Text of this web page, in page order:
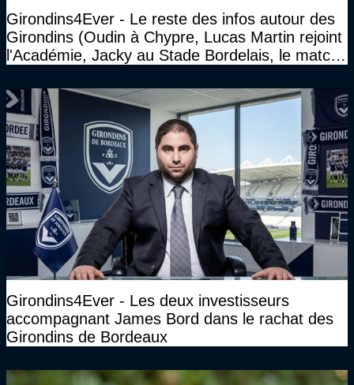
Girondins4Ever - Le reste des infos autour des
Girondins (Oudin à Chypre, Lucas Martin rejoint
l'Académie, Jacky au Stade Bordelais, le match
Girondins4Ever - Les deux investisseurs
accompagnant James Bord dans le rachat des
Girondins de Bordeaux